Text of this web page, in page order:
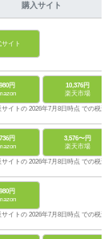
購入サイト
サイト
円
10,376円
楽天市場
イトの 2026年7月8日時点 での税込
円
3,576〜円
楽天市場
イトの 2026年7月8日時点 での税込
円
イトの 2026年7月8日時点 での税込